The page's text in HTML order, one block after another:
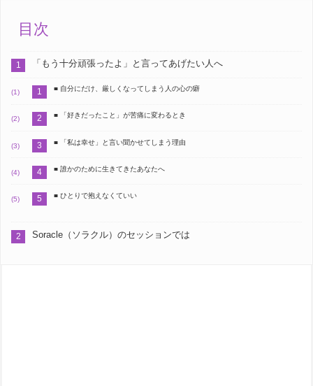
目次
「もう十分頑張ったよ」と言ってあげたい人へ
■ 自分にだけ、厳しくなってしまう人の心の癖
■ 「好きだったこと」が苦痛に変わるとき
■ 「私は幸せ」と言い聞かせてしまう理由
■ 誰かのために生きてきたあなたへ
■ ひとりで抱えなくていい
Soracle（ソラクル）のセッションでは